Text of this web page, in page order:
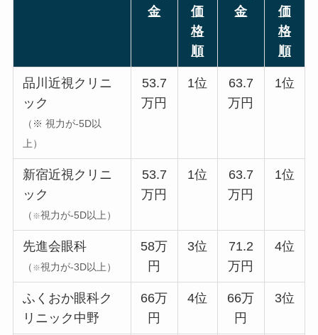
金
価
格
順
金
価
格
順
品川近視クリニ
ック
（ ※ 視力が-5D以
上）
53.7
万円
1位
63.7
万円
1位
新宿近視クリニ
ック
（ ※視力が-5D以上）
53.7
万円
1位
63.7
万円
1位
先進会眼科
（ ※視力が-3D以上）
58万
円
3位
71.2
万円
4位
ふくおか眼科ク
リニック中野
66万
円
4位
66万
円
3位